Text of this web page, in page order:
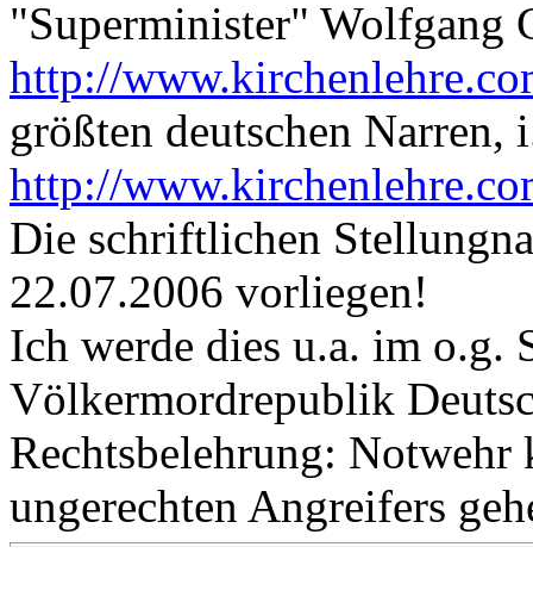
"Superminister" Wolfgang
http://
größten deutschen Narren,
http://
Die schriftlichen
22.07.2006 vorliegen!
Ich werde dies u.a. im o.g.
Völkermordrepublik
Rechtsbelehrung:
ungerechten Angreifers